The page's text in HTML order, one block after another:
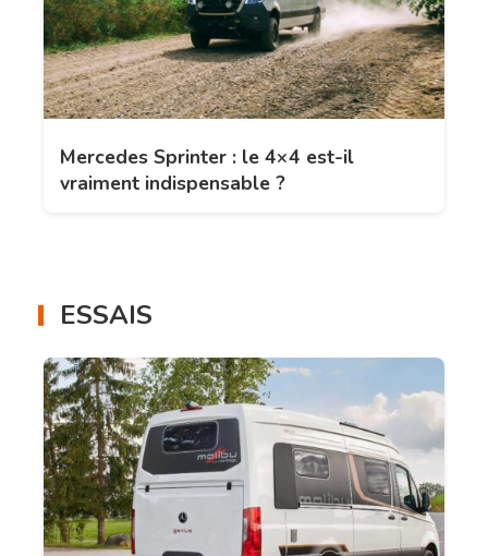
Mercedes Sprinter : le 4×4 est-il
vraiment indispensable ?
ESSAIS